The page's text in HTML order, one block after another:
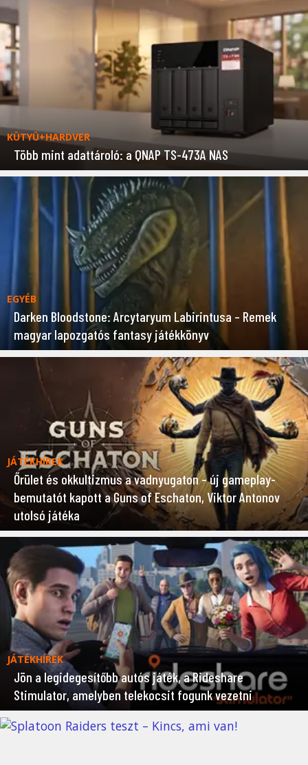
KÜTYÜ+HARDVER
Több mint adattároló: a QNAP TS-473A NAS
EGYÉB
Darken Bloodstone: Arcytaryum Labirintusa – Remek
magyar lapozgatós fantasy játékkönyv
JÁTÉKHÍREK
Őrület és okkultizmus a vadnyugaton – új gameplay-
bemutatót kapott a Guns of Eschaton, Viktor Antonov
utolsó játéka
JÁTÉKHÍREK
Jön a legidegesítőbb autós játék, a Rideshare
Stimulator, amelyben telekocsit fogunk vezetni